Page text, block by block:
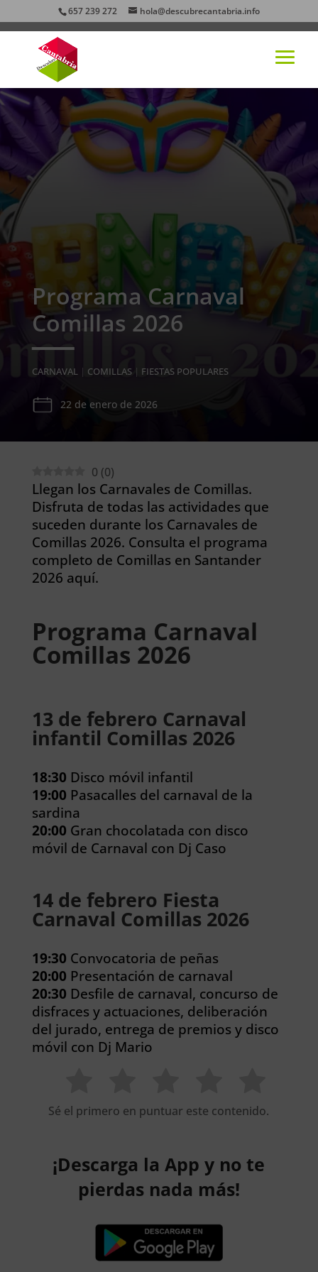
657 239 272 hola@descubrecantabria.info
Programa Carnaval
Comillas 2026
CARNAVAL| COMILLAS| FIESTAS POPULARES
22 de enero de 2026
0 (0)
Llegan los Carnavales de Comillas.
Disfruta de todas las actividades que
suceden durante los Carnavales de
Comillas 2026. Consulta el programa
completo de Comillas en Santander
2026 aquí.
Programa Carnaval
Comillas 2026
13 de febrero Carnaval
infantil Comillas 2026
18:30 Disco móvil infantil
19:00 Pasacalles del carnaval de la
sardina
20:00 Gran chocolatada con disco
móvil de Carnaval con Dj Caso
14 de febrero Fiesta
Carnaval Comillas 2026
19:30 Convocatoria de peñas
20:00 Presentación de carnaval
20:30 Desfile de carnaval, concurso de
disfraces y actuaciones, deliberación
del jurado, entrega de premios y disco
móvil con Dj Mario
Sé el primero en puntuar este contenido.
¡Descarga la App y no te
pierdas nada más!